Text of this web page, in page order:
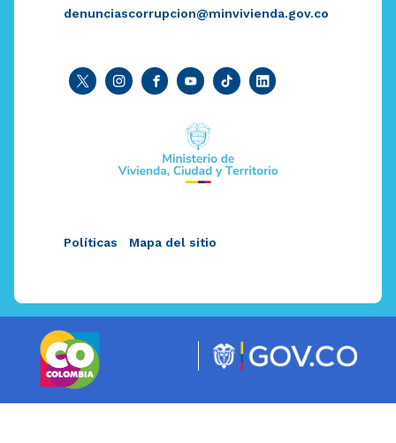
denunciascorrupcion@minvivienda.gov.co
Políticas Mapa del sitio